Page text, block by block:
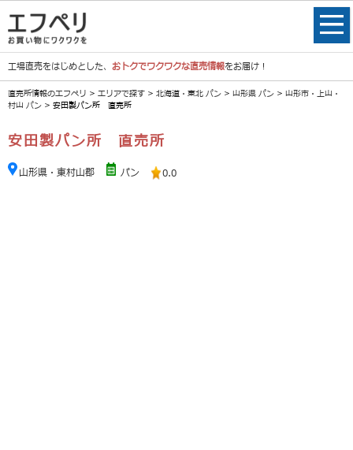
工場直売をはじめとした、 おトクでワクワクな直売情報をお届け！
直売所情報のエフペリ > エリアで探す > 北海道・東北 パン > 山形県 パン > 山形市・上山・
村山 パン > 安田製パン所 直売所
安田製パン所 直売所
山形県・東村山郡 パン 0.0